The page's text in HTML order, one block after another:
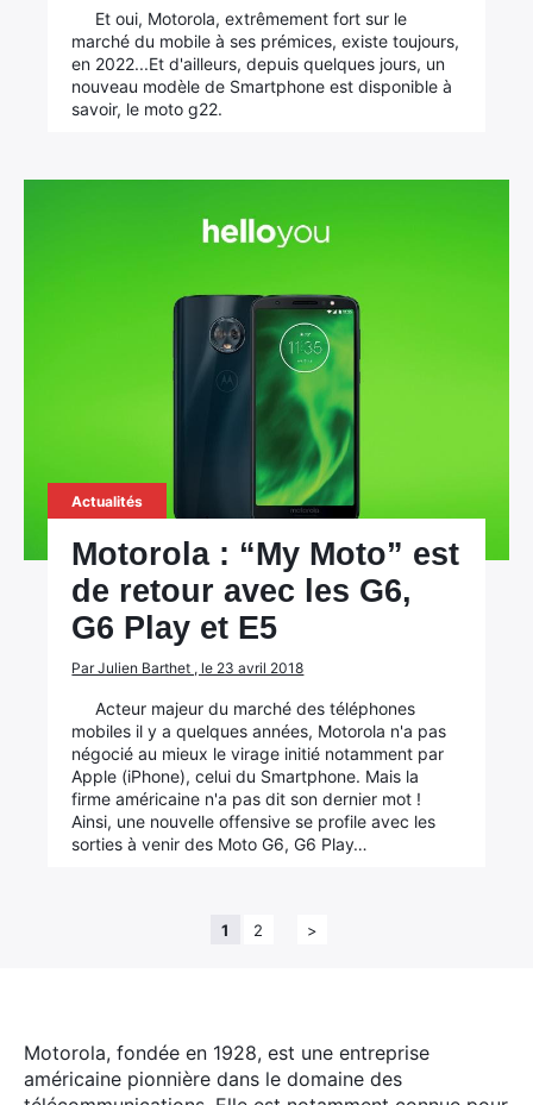
Motorola, fondée en 1928, est une entreprise
américaine pionnière dans le domaine des
Et oui, Motorola, extrêmement fort sur le
marché du mobile à ses prémices, existe toujours,
en 2022...Et d'ailleurs, depuis quelques jours, un
nouveau modèle de Smartphone est disponible à
savoir, le moto g22.
Actualités
Motorola : “My Moto” est
de retour avec les G6,
G6 Play et E5
Par Julien Barthet , le 23 avril 2018
Acteur majeur du marché des téléphones
mobiles il y a quelques années, Motorola n'a pas
négocié au mieux le virage initié notamment par
Apple (iPhone), celui du Smartphone. Mais la
firme américaine n'a pas dit son dernier mot !
Ainsi, une nouvelle offensive se profile avec les
sorties à venir des Moto G6, G6 Play…
1 2 >